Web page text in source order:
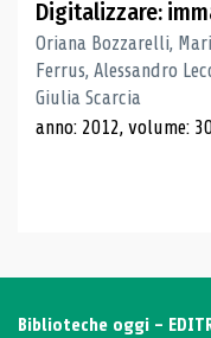
Digitalizzare:
Oriana Bozzarelli,
Ferrus, Alessandro
Giulia Scarcia
anno: 2012, volume:
Biblioteche oggi -